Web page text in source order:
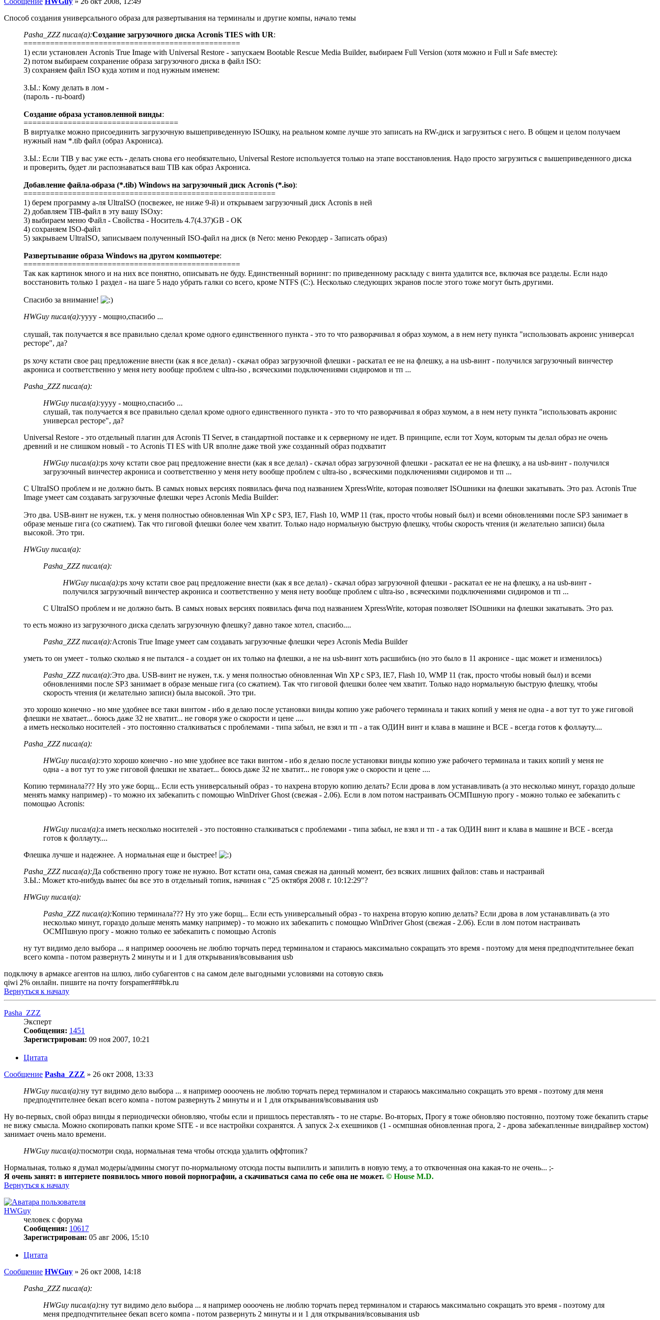
Способ создания универсального образа для развертывания на терминалы и другие компы, начало темы
Pasha_ZZZ писал(а):Создание загрузочного диска Acronis TIES with UR:
=================================================
1) если установлен Acronis True Image with Universal Restore - запускаем Bootable Rescue Media Builder, выбираем Full Version (хотя можно и Full и Safe вместе):
2) потом выбираем сохранение образа загрузочного диска в файл ISO:
3) сохраняем файл ISO куда хотим и под нужным именем:
З.Ы.: Кому делать в лом -
(пароль - ru-board)
Создание образа установленной винды:
===================================
В виртуалке можно присоединить загрузочную вышеприведенную ISOшку, на реальном компе лучше это записать на RW-диск и загрузиться с него. В общем и целом получаем
нужный нам *.tib файл (образ Акрониса).
З.Ы.: Если TIB у вас уже есть - делать снова его необязательно, Universal Restore используется только на этапе восстановления. Надо просто загрузиться с вышеприведенного диска
и проверить, будет ли распознаваться ваш TIB как образ Акрониса.
Добавление файла-образа (*.tib) Windows на загрузочный диск Acronis (*.iso):
=========================================================
1) берем программу а-ля UltraISO (посвежее, не ниже 9-й) и открываем загрузочный диск Acronis в ней
2) добавляем TIB-файл в эту вашу ISOху:
3) выбираем меню Файл - Свойства - Носитель 4.7(4.37)GB - ОК
4) сохраняем ISO-файл
5) закрываем UltraISO, записываем полученный ISO-файл на диск (в Nero: меню Рекордер - Записать образ)
Развертывание образа Windows на другом компьютере:
=================================================
Так как картинок много и на них все понятно, описывать не буду. Единственный ворнинг: по приведенному раскладу с винта удалится все, включая все разделы. Если надо
восстановить только 1 раздел - на шаге 5 надо убрать галки со всего, кроме NTFS (C:). Несколько следующих экранов после этого тоже могут быть другими.
Спасибо за внимание!
HWGuy писал(а):уууу - мощно,спасибо ...
слушай, так получается я все правильно сделал кроме одного единственного пункта - это то что разворачивал я образ хоумом, а в нем нету пункта "использовать акронис универсал
ресторе", да?
ps хочу кстати свое рац предложение внести (как я все делал) - скачал образ загрузочной флешки - раскатал ее не на флешку, а на usb-винт - получился загрузочный винчестер
акрониса и соответственно у меня нету вообще проблем с ultra-iso , всяческими подключениями сидиромов и тп ...
Pasha_ZZZ писал(а):
HWGuy писал(а):уууу - мощно,спасибо ...
слушай, так получается я все правильно сделал кроме одного единственного пункта - это то что разворачивал я образ хоумом, а в нем нету пункта "использовать акронис
универсал ресторе", да?
Universal Restore - это отдельный плагин для Acronis TI Server, в стандартной поставке и к серверному не идет. В принципе, если тот Хоум, которым ты делал образ не очень
древний и не слишком новый - то Acronis TI ES with UR вполне даже твой уже созданный образ подхватит
HWGuy писал(а):ps хочу кстати свое рац предложение внести (как я все делал) - скачал образ загрузочной флешки - раскатал ее не на флешку, а на usb-винт - получился
загрузочный винчестер акрониса и соответственно у меня нету вообще проблем с ultra-iso , всяческими подключениями сидиромов и тп ...
С UltraISO проблем и не должно быть. В самых новых версиях появилась фича под названием XpressWrite, которая позволяет ISOшники на флешки закатывать. Это раз. Acronis True
Image умеет сам создавать загрузочные флешки через Acronis Media Builder:
Это два. USB-винт не нужен, т.к. у меня полностью обновленная Win XP с SP3, IE7, Flash 10, WMP 11 (так, просто чтобы новый был) и всеми обновлениями после SP3 занимает в
образе меньше гига (со сжатием). Так что гиговой флешки более чем хватит. Только надо нормальную быструю флешку, чтобы скорость чтения (и желательно записи) была
высокой. Это три.
HWGuy писал(а):
Pasha_ZZZ писал(а):
HWGuy писал(а):ps хочу кстати свое рац предложение внести (как я все делал) - скачал образ загрузочной флешки - раскатал ее не на флешку, а на usb-винт -
получился загрузочный винчестер акрониса и соответственно у меня нету вообще проблем с ultra-iso , всяческими подключениями сидиромов и тп ...
С UltraISO проблем и не должно быть. В самых новых версиях появилась фича под названием XpressWrite, которая позволяет ISOшники на флешки закатывать. Это раз.
то есть можно из загрузочного диска сделать загрузочную флешку? давно такое хотел, спасибо....
Pasha_ZZZ писал(а):Acronis True Image умеет сам создавать загрузочные флешки через Acronis Media Builder
уметь то он умеет - только сколько я не пытался - а создает он их только на флешки, а не на usb-винт хоть расшибись (но это было в 11 акронисе - щас может и изменилось)
Pasha_ZZZ писал(а):Это два. USB-винт не нужен, т.к. у меня полностью обновленная Win XP с SP3, IE7, Flash 10, WMP 11 (так, просто чтобы новый был) и всеми
обновлениями после SP3 занимает в образе меньше гига (со сжатием). Так что гиговой флешки более чем хватит. Только надо нормальную быструю флешку, чтобы
скорость чтения (и желательно записи) была высокой. Это три.
это хорошо конечно - но мне удобнее все таки винтом - ибо я делаю после установки винды копию уже рабочего терминала и таких копий у меня не одна - а вот тут то уже гиговой
флешки не хватает... боюсь даже 32 не хватит... не говоря уже о скорости и цене ....
а иметь несколько носителей - это постоянно сталкиваться с проблемами - типа забыл, не взял и тп - а так ОДИН винт и клава в машине и ВСЕ - всегда готов к фоллауту....
Pasha_ZZZ писал(а):
HWGuy писал(а):это хорошо конечно - но мне удобнее все таки винтом - ибо я делаю после установки винды копию уже рабочего терминала и таких копий у меня не
одна - а вот тут то уже гиговой флешки не хватает... боюсь даже 32 не хватит... не говоря уже о скорости и цене ....
Копию терминала??? Ну это уже борщ... Если есть универсальный образ - то нахрена вторую копию делать? Если дрова в лом устанавливать (а это несколько минут, гораздо дольше
менять мамку например) - то можно их забекапить с помощью WinDriver Ghost (свежая - 2.06). Если в лом потом настраивать ОСМПшную прогу - можно только ее забекапить с
помощью Acronis:
HWGuy писал(а):а иметь несколько носителей - это постоянно сталкиваться с проблемами - типа забыл, не взял и тп - а так ОДИН винт и клава в машине и ВСЕ - всегда
готов к фоллауту....
Флешка лучше и надежнее. А нормальная еще и быстрее!
Pasha_ZZZ писал(а):Да собственно прогу тоже не нужно. Вот кстати она, самая свежая на данный момент, без всяких лишних файлов: ставь и настраивай
З.Ы.: Может кто-нибудь вынес бы все это в отдельный топик, начиная с "25 октября 2008 г. 10:12:29"?
HWGuy писал(а):
Pasha_ZZZ писал(а):Копию терминала??? Ну это уже борщ... Если есть универсальный образ - то нахрена вторую копию делать? Если дрова в лом устанавливать (а это
несколько минут, гораздо дольше менять мамку например) - то можно их забекапить с помощью WinDriver Ghost (свежая - 2.06). Если в лом потом настраивать
ОСМПшную прогу - можно только ее забекапить с помощью Acronis
ну тут видимо дело выбора ... я например оооочень не люблю торчать перед терминалом и стараюсь максимально сокращать это время - поэтому для меня предподчтительнее бекап
всего компа - потом развернуть 2 минуты и и 1 для открывания/всовывания usb
подключу в армаксе агентов на шлюз, либо субагентов с на самом деле выгодными условиями на сотовую связь
qiwi 2% онлайн. пишите на почту forspamer###bk.ru
Вернуться к началу
Pasha_ZZZ
Эксперт
Сообщения: 1451
Зарегистрирован: 09 ноя 2007, 10:21
Цитата
Сообщение Pasha_ZZZ » 26 окт 2008, 13:33
HWGuy писал(а):ну тут видимо дело выбора ... я например оооочень не люблю торчать перед терминалом и стараюсь максимально сокращать это время - поэтому для меня
предподчтителнее бекап всего компа - потом развернуть 2 минуты и и 1 для открывания/всовывания usb
Ну во-первых, свой образ винды я периодически обновляю, чтобы если и пришлось переставлять - то не старье. Во-вторых, Прогу я тоже обновляю постоянно, поэтому тоже бекапить старье
не вижу смысла. Можно скопировать папки кроме SITE - и все настройки сохранятся. А запуск 2-х ехешников (1 - осмпшная обновленная прога, 2 - дрова забекапленные виндрайвер хостом)
занимает очень мало времени.
HWGuy писал(а):посмотри сюда, нормальная тема чтобы отсюда удалить оффтопик?
Нормальная, только я думал модеры/админы смогут по-нормальному отсюда посты выпилить и запилить в новую тему, а то отквоченная она какая-то не очень... ;-
Я очень занят: в интернете появилось много новой порнографии, а скачиваться сама по себе она не может. © House M.D.
Вернуться к началу
HWGuy
человек с форума
Сообщения: 10617
Зарегистрирован: 05 авг 2006, 15:10
Цитата
Сообщение HWGuy » 26 окт 2008, 14:18
Pasha_ZZZ писал(а):
HWGuy писал(а):ну тут видимо дело выбора ... я например оооочень не люблю торчать перед терминалом и стараюсь максимально сокращать это время - поэтому для
меня предподчтительнее бекап всего компа - потом развернуть 2 минуты и и 1 для открывания/всовывания usb